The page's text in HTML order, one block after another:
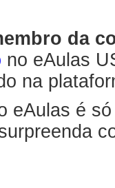
da
no eAulas
na
eAulas é